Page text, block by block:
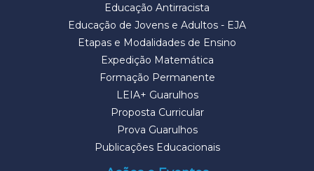
Educação Antirracista
Educação de Jovens e Adultos - EJA
Etapas e Modalidades de Ensino
Expedição Matemática
Formação Permanente
LEIA+ Guarulhos
Proposta Curricular
Prova Guarulhos
Publicações Educacionais